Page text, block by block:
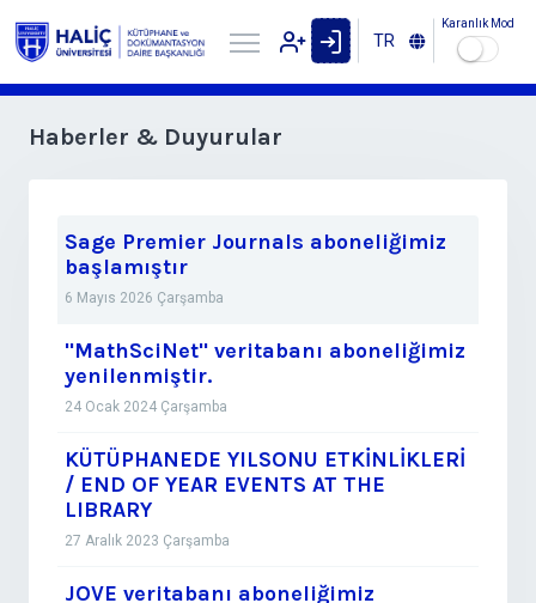
TR
Karanlık Mod
Haberler & Duyurular
Sage Premier Journals aboneliğimiz
başlamıştır
6 Mayıs 2026 Çarşamba
"MathSciNet" veritabanı aboneliğimiz
yenilenmiştir.
24 Ocak 2024 Çarşamba
KÜTÜPHANEDE YILSONU ETKİNLİKLERİ
/ END OF YEAR EVENTS AT THE
LIBRARY
27 Aralık 2023 Çarşamba
JOVE veritabanı aboneliğimiz